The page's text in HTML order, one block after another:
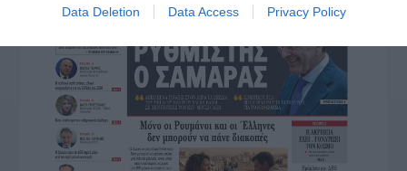
Data Deletion Data Access Privacy Policy